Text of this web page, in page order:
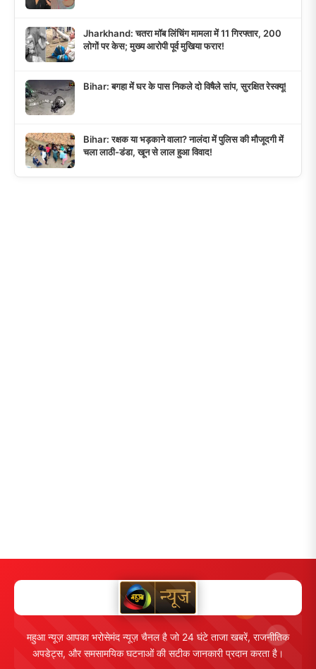
Jharkhand: चतरा मॉब लिंचिंग मामला में 11 गिरफ्तार, 200
लोगों पर केस; मुख्य आरोपी पूर्व मुखिया फरार!
Bihar: बगहा में घर के पास निकले दो विषैले सांप, सुरक्षित रेस्क्यू!
Bihar: रक्षक या भड़काने वाला? नालंदा में पुलिस की मौजूदगी में
चला लाठी-डंडा, खून से लाल हुआ विवाद!
महुआ न्यूज़ आपका भरोसेमंद न्यूज़ चैनल है जो 24 घंटे ताजा खबरें, राजनीतिक
अपडेट्स, और समसामयिक घटनाओं की सटीक जानकारी प्रदान करता है।